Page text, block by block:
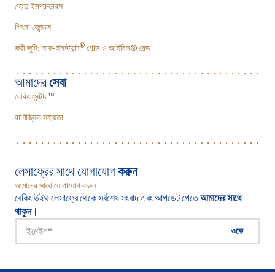
ব্রেড ইমপ্রুভারস
পিৎসা ব্লেন্ডস
জয়ী জুটি: সাফ-ইনস্ট্যান্ট® গোল্ড ও আইবিস® রেড
আমাদেরসেবা
বেকিং সেন্টার™
বাণিজ্যিক সহায়তা
লেসাফ্রের সাথে যোগাযোগকরুন
আমাদের সাথে যোগাযোগ করুন
বেকিং উইথ লেসাফ্রে থেকে সর্বশেষ সংবাদ এবং আপডেট পেতেআমাদের সাথে
থাকুন।
ওকে